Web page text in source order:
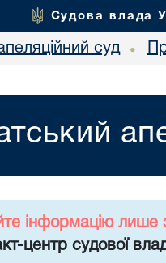
Судова влада
суд •
інформацію лише
центр судової